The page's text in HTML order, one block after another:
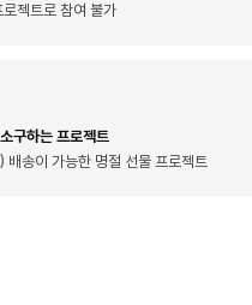
젝트로 참여 불가
구하는 프로젝트
송이 가능한 명절 선물 프로젝트